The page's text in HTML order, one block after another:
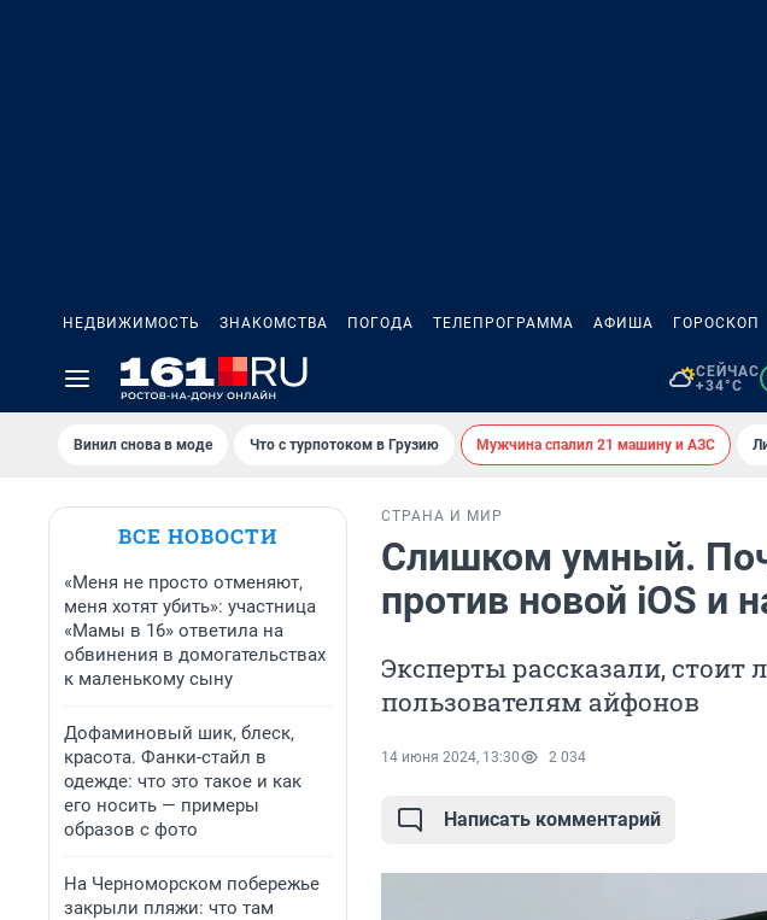
НЕДВИЖИМОСТЬ ЗНАКОМСТВА ПОГОДА ТЕЛЕПРОГРАММА АФИША ГОРОСКОП
СЕЙЧАС
+34°C
Винил снова в моде Что с турпотоком в Грузию Мужчина спалил 21 машину и АЗС
ВСЕ НОВОСТИ
«Меня не просто отменяют,
меня хотят убить»: участница
«Мамы в 16» ответила на
обвинения в домогательствах
к маленькому сыну
Дофаминовый шик, блеск,
красота. Фанки-стайл в
одежде: что это такое и как
его носить — примеры
образов с фото
На Черноморском побережье
закрыли пляжи: что там
СТРАНА И МИР
Слишком умный.
против новой iOS и
Эксперты рассказали, стоит
пользователям айфонов
14 июня 2024, 13:30 2 034
Написать комментарий